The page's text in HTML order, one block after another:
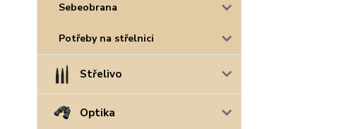
Sebeobrana
Potřeby na střelnici
Střelivo
Optika